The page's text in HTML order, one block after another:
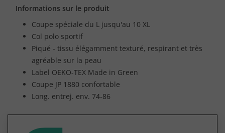
Informations sur le produit
Coupe spéciale du L jusqu'au 10 XL
Col polo sportif
Piqué - tissu élégamment texturé, respirant et très
agréable sur la peau
Label OEKO-TEX Made in Green
Coupe JP 1880 confortable
Long. entrej. env. 74-86